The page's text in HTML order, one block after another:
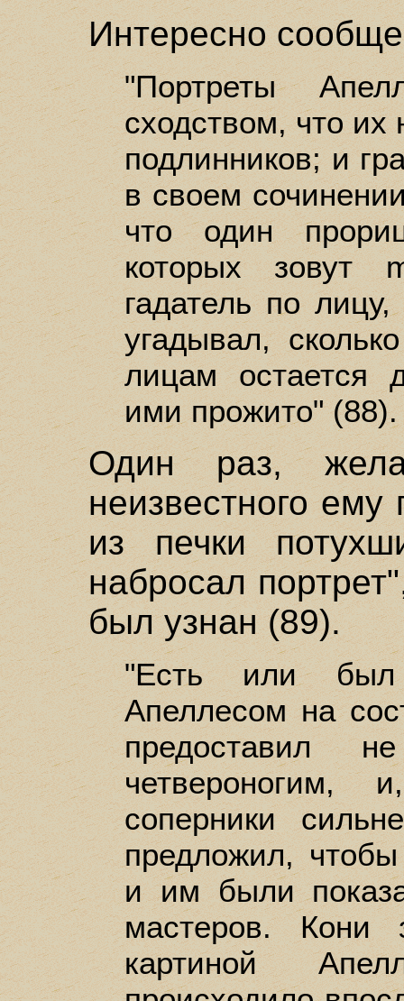
Интересно
"Портреты
сходством, что их
подлинников; и
в своем
что один
которых зовут
гадатель по
угадывал,
лицам остается
ими прожито" (88).
Один раз,
неизвестного
из печки
набросал
был узнан (89).
"Есть или был
Апеллесом на
предоставил
четвероногим,
соперники
предложил,
и им были
мастеров. Кони
картиной